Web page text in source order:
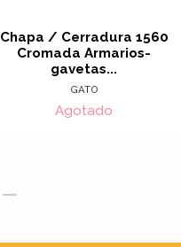
Chapa / Cerradura 1560
Cromada Armarios-
gavetas...
GATO
Agotado